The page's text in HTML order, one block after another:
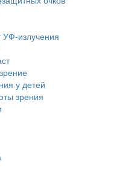
УФ-излучения
у детей
зрения